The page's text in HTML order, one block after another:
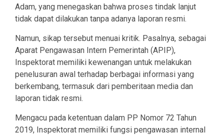
Adam, yang menegaskan bahwa proses tindak lanjut
tidak dapat dilakukan tanpa adanya laporan resmi.
Namun, sikap tersebut menuai kritik. Pasalnya, sebagai
Aparat Pengawasan Intern Pemerintah (APIP),
Inspektorat memiliki kewenangan untuk melakukan
penelusuran awal terhadap berbagai informasi yang
berkembang, termasuk dari pemberitaan media dan
laporan tidak resmi.
Mengacu pada ketentuan dalam PP Nomor 72 Tahun
2019, Inspektorat memiliki fungsi pengawasan internal